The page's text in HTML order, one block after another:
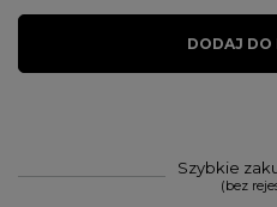
DODAJ DO
Szybkie
(bez